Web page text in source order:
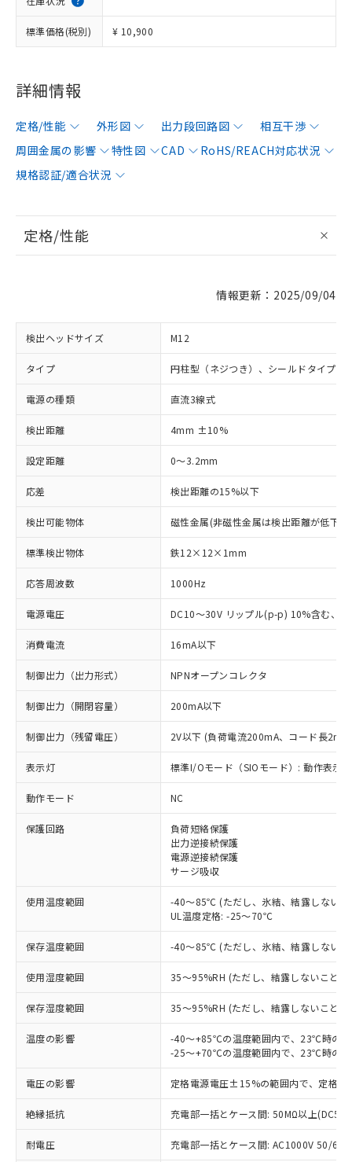
標準価格(税別) ¥ 10,900
詳細情報
定格/性能 外形図 出力段回路図
相互干渉
周囲金属の影響
特性図 CAD
RoHS/REACH対応状況
規格認証/適合状況
定格/性能
情報更新：2025/09/04
検出ヘッドサイズ M12
タイプ 円柱型（ネジつき）、シールドタイプ
電源の種類 直流3線式
検出距離 4mm ±10%
設定距離 0～3.2mm
応差 検出距離の15%以下
検出可能物体 磁性金属(非磁性金属は検出距離が低下し
標準検出物体 鉄12×12×1mm
応答周波数 1000Hz
電源電圧 DC10～30V リップル(p-p) 10%含む、
消費電流 16mA以下
制御出力（出力形式） NPNオープンコレクタ
制御出力（開閉容量） 200mA以下
制御出力（残留電圧） 2V以下 (負荷電流200mA、コード長2m
表示灯 標準I/Oモード（SIOモード）: 動作表示
動作モード NC
保護回路
負荷短絡保護
出力逆接続保護
電源逆接続保護
サージ吸収
使用温度範囲
-40～85℃ (ただし、氷結、結露しないこ
UL温度定格: -25～70℃
保存温度範囲 -40～85℃ (ただし、氷結、結露しないこ
使用湿度範囲 35～95%RH (ただし、結露しないこと)
保存湿度範囲 35～95%RH (ただし、結露しないこと)
温度の影響
-40～+85℃の温度範囲内で、23℃時の
-25～+70℃の温度範囲内で、23℃時の
電圧の影響 定格電源電圧±15%の範囲内で、定格
絶縁抵抗 充電部一括とケース間: 50MΩ以上
耐電圧 充電部一括とケース間: AC1000V 50/
ご利用条件
ご利用ください。
本サービスは、当社制御機器事業取扱
商品の当社在庫状況および標準価格
(税抜)を提供させていただくもので
当社制御機器事業取扱商品の中には、
本サービスの対象外となる商品もある
ことをご了承ください。
対応済み：EU RoHS指令（10物質）の
非含有に対応した製品が提供可能な商品で
有に対応した製品に切り替える予定のある
商品です。
対応予定なし：EU RoHS指令（10物質）の
非含有に非対応の商品で、対応品を出す予
調査・確認中：EU RoHS指令（10物質）の
非含有の対応状況を調査中または確認中の
非該当品：ライセンス料など無形物で、有
害物質有無と関係のない商品です。
仕入先様の事情により、非含有部品として
むを得ず変更することがあります。
※1 中国RoHS○×表
「○」：最大均質材料含有率が中国RoHSの
基準値以下であることを示します。
「×」：最大均質材料含有率が中国RoHSの
基準値を超えていることを示します。
「－」：未確認です。当社販売部門へお問
当社は、これら貴社製品のうち、外国